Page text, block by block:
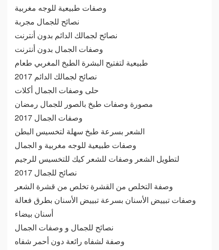
وصفات طبيعية للوجه مغربية
نصائح للجمال مجربة
نصائح لجمالك الدائم بدون أنترنت
وصفات الجمال بدون أنترنت
طبيعية لتفتيح البشرة الطبخ المغربي طعام
نصائح لجمالك الدائم 2017
حلى وصفات الجمال أكلات
مصورة وصفات طبخ بالصور للجمال رمضان
وصفات الجمال 2017
الشعر بسرعة طبخ سهلة لتخسيس البطن
وصفات طبيعية للوجه مغربية و الجمال
لتطويل الشعر وصفات للشعر كيك للتخسيس للرجيم
نصائح للجمال 2017
وصفة التخلص من القشرة تخلص من قشرة الشعر
وصفات تبييض الأسنان بسرعة تبييض الأسنان بطرق فعالة
أسنان بيضاء
نصائح للجمال و وصفات الجمال
وصفة لشفاه رائعة دون أحمر شفاه